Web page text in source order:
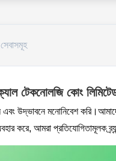
টেকনোলজি কোং
এবং উদ্ভাবনে মনোনিবেশ
করে, আমরা প্রতিযোগিতামূলক